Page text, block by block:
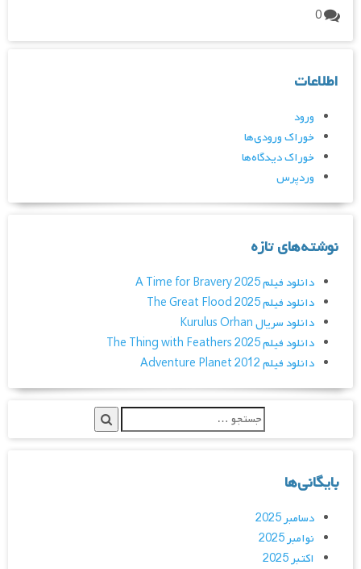
0
اطلاعات
ورود
خوراک ورودی‌ها
خوراک دیدگاه‌ها
وردپرس
نوشته‌های تازه
دانلود فیلم A Time for Bravery 2025
دانلود فیلم The Great Flood 2025
دانلود سریال Kurulus Orhan
دانلود فیلم The Thing with Feathers 2025
دانلود فیلم Adventure Planet 2012
بایگانی‌ها
دسامبر 2025
نوامبر 2025
اکتبر 2025